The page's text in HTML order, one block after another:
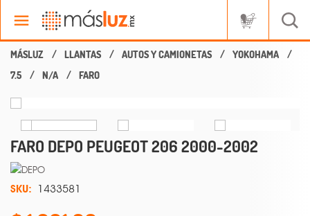
LLANTAS AUTOS Y CAMIONETAS
YOKOHAMA
7.5
N/A FARO
FARO DEPO PEUGEOT 206 2000-2002
SKU: 1433581